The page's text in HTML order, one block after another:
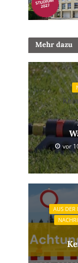
Mehr dazu
vor
AUS DER